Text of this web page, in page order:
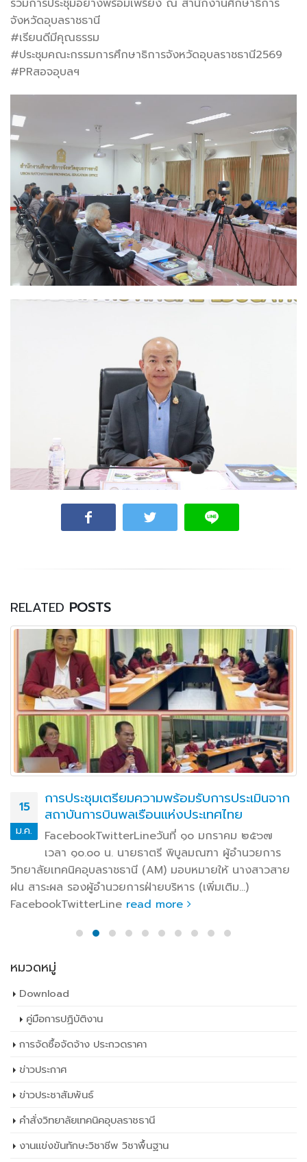
ร่วมการประชุมอย่างพร้อมเพรียง ณ สำนักงานศึกษาธิการ
จังหวัดอุบลราชธานี
#เรียนดีมีคุณธรรม
#ประชุมคณะกรรมการศึกษาธิการจังหวัดอุบลราชธานี2569
#PRสอจอุบลฯ
RELATED POSTS
15
ม.ค.
การประชุมเตรียมความพร้อมรับการประเมินจาก
สถาบันการบินพลเรือนแห่งประเทศไทย
FacebookTwitterLineวันที่ ๑๐ มกราคม ๒๕๖๗
เวลา ๑๐.๐๐ น. นายธาตรี พิบูลมณฑา ผู้อำนวยการ
วิทยาลัยเทคนิคอุบลราชธานี (AM) มอบหมายให้ นางสาวสาย
ฝน สาระผล รองผู้อำนวยการฝ่ายบริหาร (เพิ่มเติม…)
FacebookTwitterLine read more
หมวดหมู่
Download
คู่มือการปฏิบัติงาน
การจัดซื้อจัดจ้าง ประกวดราคา
ข่าวประกาศ
ข่าวประชาสัมพันธ์
คำสั่งวิทยาลัยเทคนิคอุบลราชธานี
งานแข่งขันทักษะวิชาชีพ วิชาพื้นฐาน